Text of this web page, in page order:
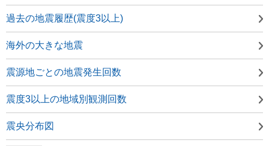
過去の地震履歴(震度3以上)
海外の大きな地震
震源地ごとの地震発生回数
震度3以上の地域別観測回数
震央分布図